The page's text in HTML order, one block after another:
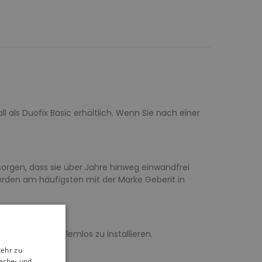
Duofix Basic erhältlich. Wenn Sie nach einer
dass sie über Jahre hinweg einwandfrei
am häufigsten mit der Marke Geberit in
um es problemlos zu installieren.
zu